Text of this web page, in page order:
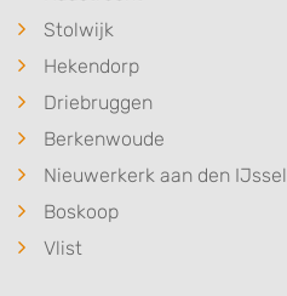
Stolwijk
Hekendorp
Driebruggen
Berkenwoude
Nieuwerkerk aan den IJssel
Boskoop
Vlist